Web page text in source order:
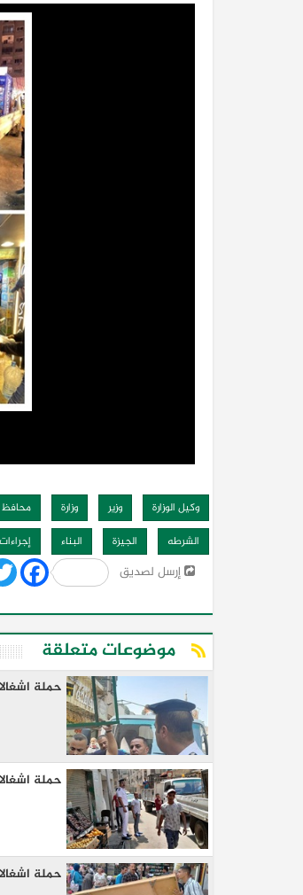
وكيل الوزارة وزير وزارة محافظ
الشرطه
الجيزة البناء إجراءات
إرسل لصديق Twitter Facebook
موضوعات متعلقة
حملة
حملة
حملة